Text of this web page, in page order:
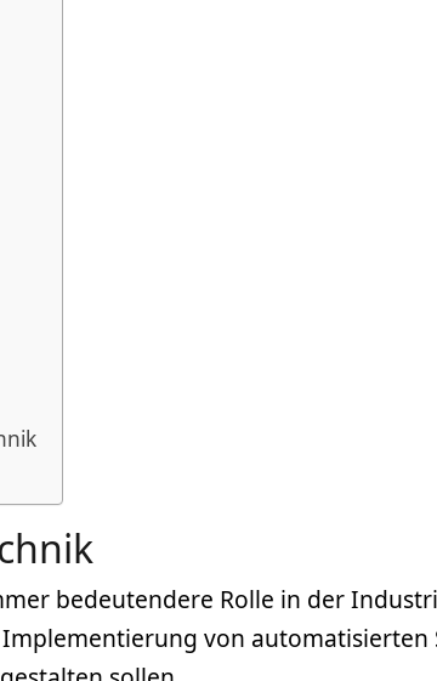
bedeutendere Rolle in der
von automatisierten